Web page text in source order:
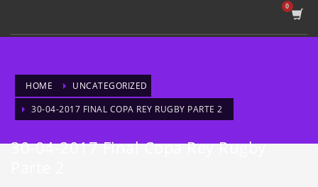
HOME
UNCATEGORIZED
30-04-2017 FINAL COPA REY RUGBY PARTE 2
30-04-2017 Final Copa Rey Rugby